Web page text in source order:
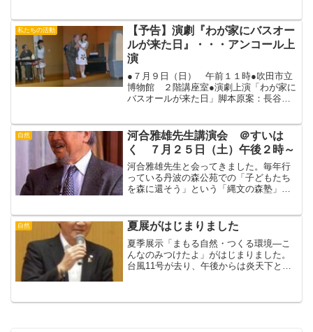
「縄文時代に温暖化がすすんだのは、縄
文人が車に乗っ...
私たちの活動
【予告】演劇『わが家にバスオー
ルが来た日』・・・アンコール上
演
●７月９日（日） 午前１１時●吹田市立
博物館 ２階講座室●演劇上演「わが家に
バスオールが来た日」脚本原案：長谷川
んなでしゃべろう」出演：お風呂アドバ
イザー おかきた’...
自然
河合雅雄先生講演会 ＠すいは
く ７月２５日（土）午後２時～
河合雅雄先生と会ってきました。毎年行
っている丹波の森公苑での「子どもたち
を森に還そう」という「縄文の森塾」に
活動範囲を広げ、幸島のニホンザル、ア
フリカのヒヒやチンパンジ...
自然 夏展がはじまりました
夏季展示「まもる自然・つくる環境―こ
んなのみつけたよ」がはじまりました。
台風11号が去り、午後からは炎天下とな